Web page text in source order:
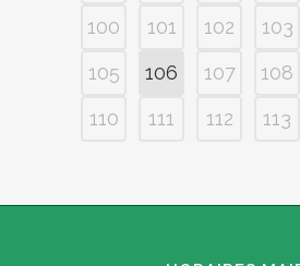
100
101 102 103
105
106 107 108
110
111 112 113